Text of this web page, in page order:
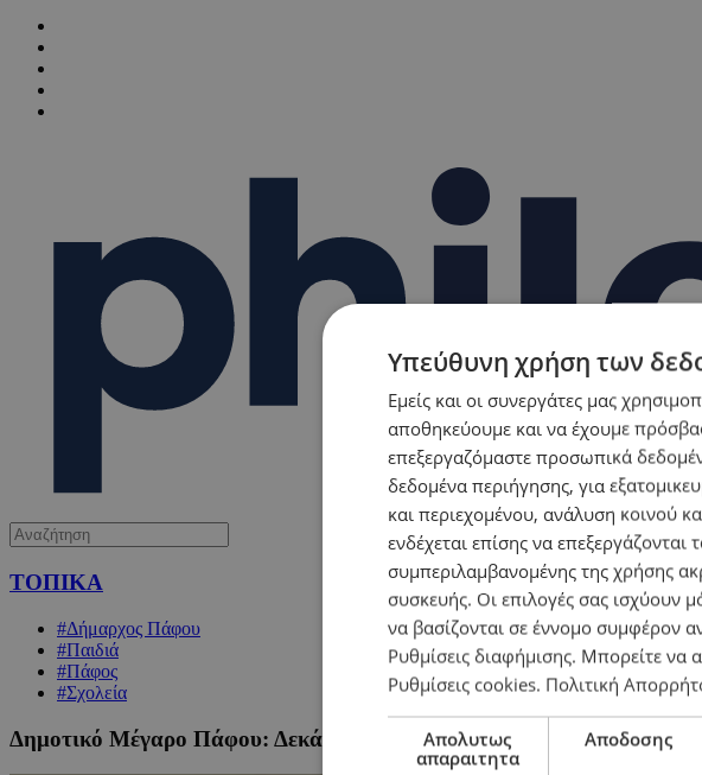
ΤΟΠΙΚΑ
#Δήμαρχος Πάφου
#Παιδιά
#Πάφος
#Σχολεία
Δημοτικό Μέγαρο Πάφου: Δεκάδες παιδιά άλλαξαν το βαρύ κλίμα
Υπεύθυνη χρήση των
Εμείς και οι συνεργάτες μας
αποθηκεύουμε και να έχουμε
επεξεργαζόμαστε προσωπικά
δεδομένα περιήγησης, για
και περιεχομένου, ανάλυση κοινού
ενδέχεται επίσης να
συμπεριλαμβανομένης της χρήσης
συσκευής. Οι επιλογές σας ισχύουν
να βασίζονται σε έννομο συμφέρον
Ρυθμίσεις διαφήμισης. Μπορείτε να
Ρυθμίσεις cookies. Πολιτική
Απολυτως
απαραιτητα
Αποδοσης